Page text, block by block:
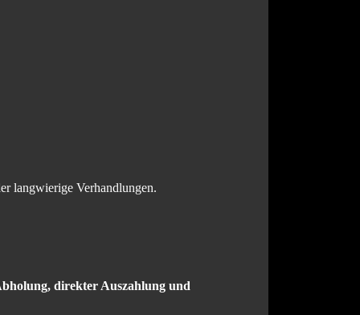
langwierige Verhandlungen.
direkter Auszahlung und